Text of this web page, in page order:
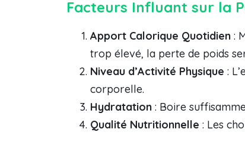
Facteurs Influant sur la
Apport Calorique Quotidien :
trop élevé, la perte de poids
Niveau d’Activité Physique :
corporelle.
Hydratation : Boire
Qualité Nutritionnelle : Les